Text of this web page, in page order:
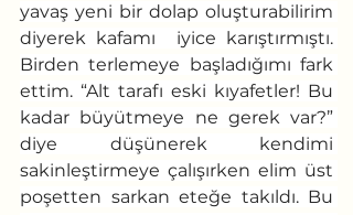
yavaş yeni bir dolap oluşturabilirim
diyerek kafamı  iyice karıştırmıştı.
Birden terlemeye başladığımı fark
ettim. “Alt tarafı eski kıyafetler! Bu
kadar büyütmeye ne gerek var?”
diye düşünerek kendimi
sakinleştirmeye çalışırken elim üst
poşetten sarkan eteğe takıldı. Bu